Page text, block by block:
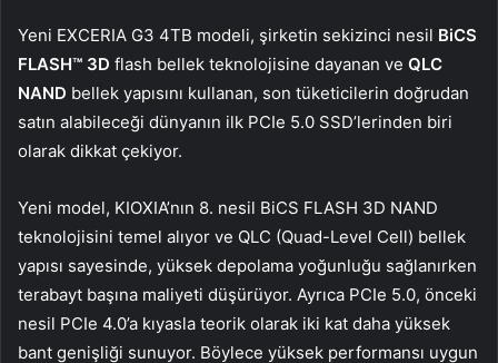
Yeni EXCERIA G3 4TB modeli, şirketin sekizinci nesil BiCS
FLASH™ 3D flash bellek teknolojisine dayanan ve QLC
NAND bellek yapısını kullanan, son tüketicilerin doğrudan
satın alabileceği dünyanın ilk PCIe 5.0 SSD’lerinden biri
olarak dikkat çekiyor.
Yeni model, KIOXIA’nın 8. nesil BiCS FLASH 3D NAND
teknolojisini temel alıyor ve QLC (Quad-Level Cell) bellek
yapısı sayesinde, yüksek depolama yoğunluğu sağlanırken
terabayt başına maliyeti düşürüyor. Ayrıca PCIe 5.0, önceki
nesil PCIe 4.0’a kıyasla teorik olarak iki kat daha yüksek
bant genişliği sunuyor. Böylece yüksek performansı uygun